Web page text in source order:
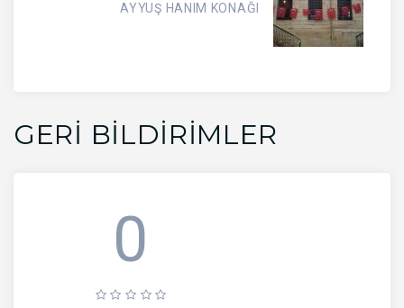
AYYUŞ HANIM KONAĞI
GERI BILDIRIMLER
0